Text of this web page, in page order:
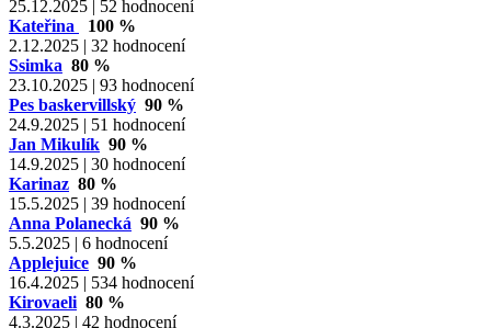
25.12.2025 | 52 hodnocení
Kateřina
100 %
2.12.2025 | 32 hodnocení
Ssimka 80 %
23.10.2025 | 93 hodnocení
Pes baskervillský 90 %
24.9.2025 | 51 hodnocení
Jan Mikulík 90 %
14.9.2025 | 30 hodnocení
Karinaz 80 %
15.5.2025 | 39 hodnocení
Anna Polanecká 90 %
5.5.2025 | 6 hodnocení
Applejuice 90 %
16.4.2025 | 534 hodnocení
Kirovaeli 80 %
4.3.2025 | 42 hodnocení